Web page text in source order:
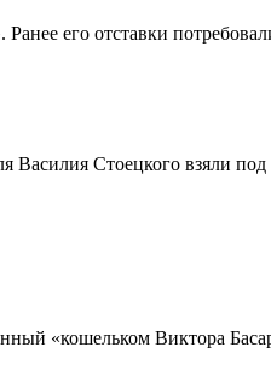
его отставки
Василия Стоецкого взяли
«кошельком Виктора